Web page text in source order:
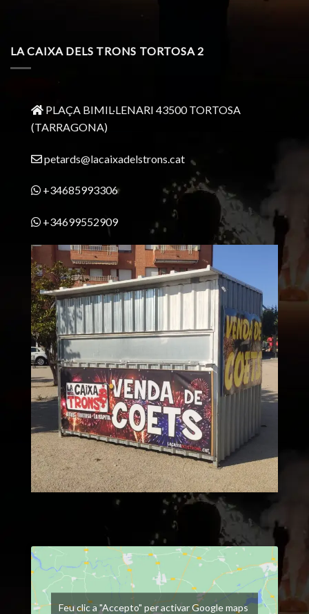
LA CAIXA DELS TRONS TORTOSA 2
PLAÇA BIMIL·LENARI 43500 TORTOSA
(TARRAGONA)
petards@lacaixadelstrons.cat
+34685993306
+34699552909
Feu clic a "Accepto" per activar Google maps